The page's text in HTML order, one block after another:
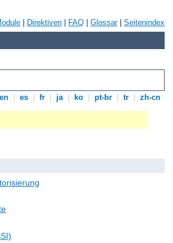
Direktiven FAQ Glossar| Seitenindex
en es fr ja ko pt-br tr zh-cn